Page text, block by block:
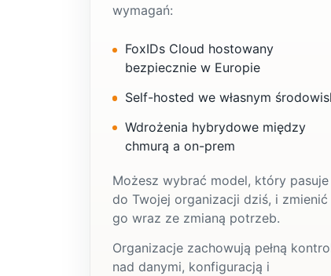
wymagań:
FoxIDs Cloud hostowany
bezpiecznie w Europie
Self-hosted we własnym
Wdrożenia hybrydowe między
chmurą a on-prem
Możesz wybrać model, który pasuje
do Twojej organizacji dziś, i zmienić
go wraz ze zmianą potrzeb.
Organizacje zachowują pełną
nad danymi, konfiguracją i